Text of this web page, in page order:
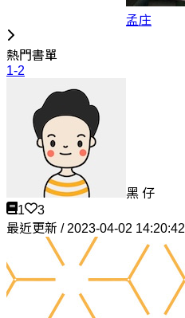
孟庄
熱門書單
1-2
黑 仔
1
3
最近更新 / 2023-04-02 14:20:42